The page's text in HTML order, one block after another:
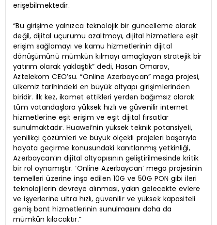
erişebilmektedir.
“Bu girişime yalnızca teknolojik bir güncelleme olarak
değil, dijital uçurumu azaltmayı, dijital hizmetlere eşit
erişim sağlamayı ve kamu hizmetlerinin dijital
dönüşümünü mümkün kılmayı amaçlayan stratejik bir
yatırım olarak yaklaştık” dedi, Hasan Omarov,
Aztelekom CEO’su. “Online Azerbaycan” mega projesi,
ülkemiz tarihindeki en büyük altyapı girişimlerinden
biridir. İlk kez, ikamet ettikleri yerden bağımsız olarak
tüm vatandaşlara yüksek hızlı ve güvenilir internet
hizmetlerine eşit erişim ve eşit dijital fırsatlar
sunulmaktadır. Huawei’nin yüksek teknik potansiyeli,
yenilikçi çözümleri ve büyük ölçekli projeleri başarıyla
hayata geçirme konusundaki kanıtlanmış yetkinliği,
Azerbaycan’ın dijital altyapısının geliştirilmesinde kritik
bir rol oynamıştır. ‘Online Azerbaycan’ mega projesinin
temelleri üzerine inşa edilen 10G ve 50G PON gibi ileri
teknolojilerin devreye alınması, yakın gelecekte evlere
ve işyerlerine ultra hızlı, güvenilir ve yüksek kapasiteli
geniş bant hizmetlerinin sunulmasını daha da
mümkün kılacaktır.”